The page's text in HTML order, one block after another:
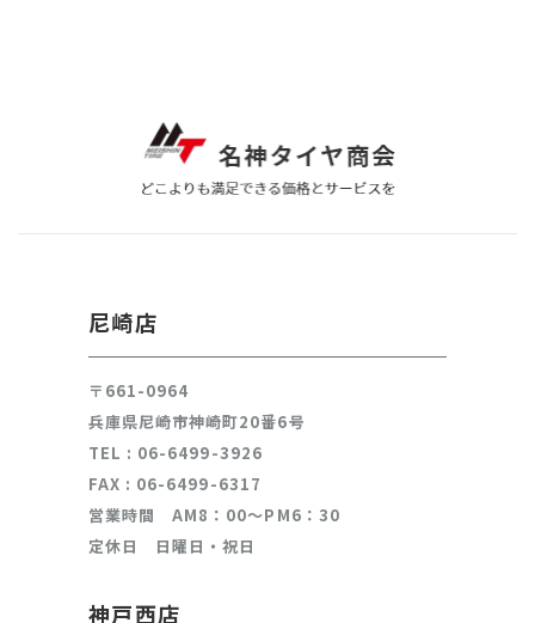
ワーキングサービス等の他のサービスとの連携を許可した場合に
は、その許可の際にご同意いただいた内容に基づき、以下の情報
を当該外部サービスから収集します。
・当該外部サービスでユーザーが利用するID
連携先に開示を認めた情報
情報を収集することがあります。これには以下の情報が含まれま
・IPアドレス
・サーバーアクセスログに関する情報
(4) ユーザーが本サービスを利用するにあたって、当社がユーザ
ーの個別同意に基づいて収集する情報
当社は、ユーザーが3-1に定める方法により個別に同意した場
合、当社は以下の情報を利用中の端末から収集します。
・位置情報
尼崎店
〒661-0964
兵庫県尼崎市神崎町20番6号
TEL : 06-6499-3926
FAX : 06-6499-6317
営業時間 AM8：00～PM6：30
定休日 日曜日・祝日
神戸西店